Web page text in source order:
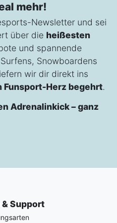
mehr!
Newsletter und sei
über die heißesten
und spannende
Snowboardens
wir dir direkt ins
Funsport-Herz begehrt.
Adrenalinkick – ganz
Support